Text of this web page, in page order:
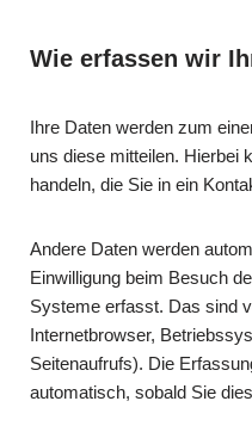
Wie erfassen wir
Ihre Daten werden zum
uns diese mitteilen. Hierbei
handeln, die Sie in ein
Andere Daten werden
Einwilligung beim Besuch
Systeme erfasst. Das sind
Internetbrowser,
Seitenaufrufs). Die
automatisch, sobald Sie